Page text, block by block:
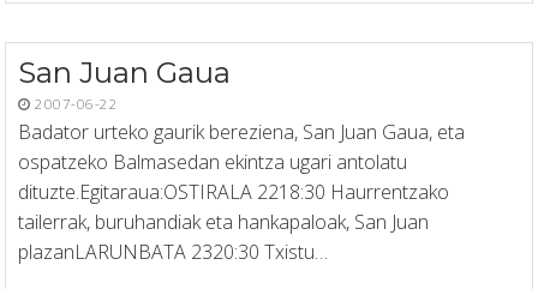
San Juan Gaua
2007-06-22
Badator urteko gaurik bereziena, San Juan Gaua, eta
ospatzeko Balmasedan ekintza ugari antolatu
dituzte.Egitaraua:OSTIRALA 2218:30 Haurrentzako
tailerrak, buruhandiak eta hankapaloak, San Juan
plazanLARUNBATA 2320:30 Txistu…